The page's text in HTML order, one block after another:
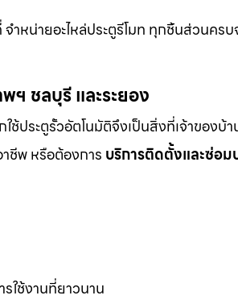
ำหน่ายอะไหล่ประตูรีโมท ทุกชิ้นส่วนคร
ฯ ชลบุรี และระยอง
ประตูรั้วอัตโนมัติจึงเป็นสิ่งที่เจ้าของบ้า
ชีพ หรือต้องการ บริการติดตั้งและซ่อม
ใช้งานที่ยาวนาน